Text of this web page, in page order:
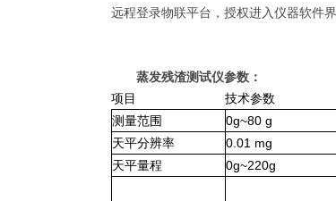
远程登录物联平台，授权进入仪器软件
蒸发残渣测试仪参数：
项目
技术参数
测量范围
0g~80 g
天平分辨率 0.01 mg
天平量程
0g~220g